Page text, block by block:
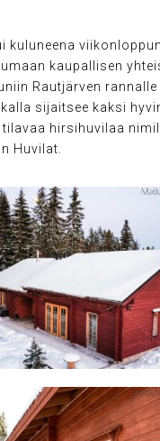
kuluneena
kaupallisen
Rautjärven rannalle
sijaitsee kaksi
hirsihuvilaa
Huvilat.